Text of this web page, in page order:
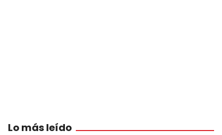
Lo más leído